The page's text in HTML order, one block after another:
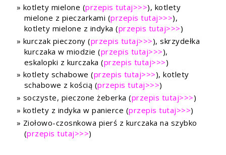
kotlety mielone (przepis tutaj>>>), kotlety
mielone z pieczarkami (przepis tutaj>>>),
kotlety mielone z indyka (przepis tutaj>>>)
kurczak pieczony (przepis tutaj>>>), skrzydełka
kurczaka w miodzie (przepis tutaj>>>),
eskalopki z kurczaka (przepis tutaj>>>)
kotlety schabowe (przepis tutaj>>>), kotlety
schabowe z kością (przepis tutaj>>>)
soczyste, pieczone żeberka (przepis tutaj>>>)
kotlety z indyka w panierce (przepis tutaj>>>)
Ziołowo-czosnkowa pierś z kurczaka na szybko
(przepis tutaj>>>)